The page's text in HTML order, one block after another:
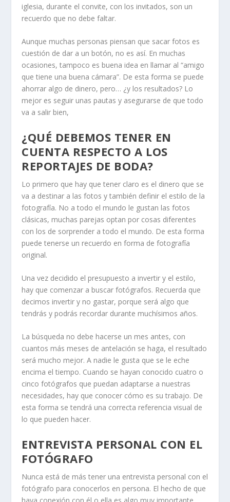
iglesia, durante el convite, con los invitados, son un
recuerdo que no debe faltar.
Aunque muchas personas piensan que sacar fotos es
cuestión de dar a un botón, no es así. En muchas
ocasiones, tampoco es buena idea en llamar al “amigo
que tiene una buena cámara”. De esta forma se puede
ahorrar algo de dinero, pero… ¿y los resultados? Lo
mejor es seguir unas pautas y asegurarse de que todo
va a salir bien,
¿QUÉ DEBEMOS TENER EN
CUENTA RESPECTO A LOS
REPORTAJES DE BODA?
Lo primero que hay que tener claro es el dinero que se
va a destinar a las fotos y también definir el estilo de la
fotografía. No a todo el mundo le gustan las fotos
clásicas, muchas parejas optan por cosas diferentes
con los de sorprender a todo el mundo. De esta forma
puede tenerse un recuerdo en forma de fotografía
original.
Una vez decidido el presupuesto a invertir y el estilo,
hay que comenzar a buscar fotógrafos. Recuerda que
decimos invertir y no gastar, porque será algo que
tendrás y podrás recordar durante muchísimos años.
La búsqueda no debe hacerse un mes antes, con
cuantos más meses de antelación se haga, el resultado
será mucho mejor. A nadie le gusta que se le eche
encima el tiempo. Cuando se hayan conocido cuatro o
cinco fotógrafos que puedan adaptarse a nuestras
necesidades, hay que conocer cómo es su trabajo. De
esta forma se tendrá una correcta referencia visual de
lo que pueden hacer.
ENTREVISTA PERSONAL CON EL
FOTÓGRAFO
Nunca está de más tener una entrevista personal con el
fotógrafo para conocerlos en persona. El hecho de que